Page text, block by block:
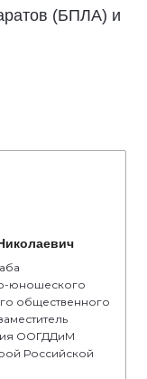
(БПЛА) и
юношеского
общественного
ООГДДиМ
Российской